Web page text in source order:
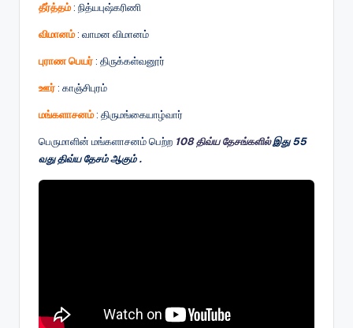
தீர்த்தம்: நித்யபுஷ்கரிணி
விமானம்: வாமன விமானம்
புராண பெயர் : திருக்கள்வனூர்
ஊர் : காஞ்சிபுரம்
மங்களாசனம்: திருமங்கையாழ்வார்
பெருமாளின் மங்களாசனம் பெற்ற 108 திவ்ய தேசங்களில்இது 55
வது திவ்ய தேசம் ஆகும் .